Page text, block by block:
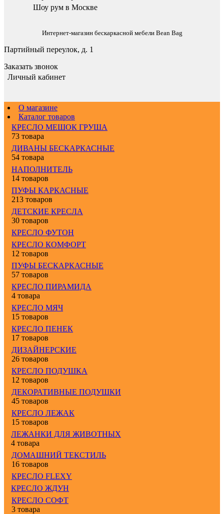
Шоу рум в Москве
Интернет-магазин бескаркасной мебели Bean Bag
Партийный переулок, д. 1
Заказать звонок
Личный кабинет
О магазине
Каталог товаров
КРЕСЛО МЕШОК ГРУША
73 товара
ДИВАНЫ БЕСКАРКАСНЫЕ
54 товара
НАПОЛНИТЕЛЬ
14 товаров
ПУФЫ КАРКАСНЫЕ
213 товаров
ДЕТСКИЕ КРЕСЛА
30 товаров
КРЕСЛО ФУТОН
КРЕСЛО КОМФОРТ
12 товаров
ПУФЫ БЕСКАРКАСНЫЕ
57 товаров
КРЕСЛО ПИРАМИДА
4 товара
КРЕСЛО МЯЧ
15 товаров
КРЕСЛО ПЕНЕК
17 товаров
ДИЗАЙНЕРСКИЕ
26 товаров
КРЕСЛО ПОДУШКА
12 товаров
ДЕКОРАТИВНЫЕ ПОДУШКИ
45 товаров
КРЕСЛО ЛЕЖАК
15 товаров
ЛЕЖАНКИ ДЛЯ ЖИВОТНЫХ
4 товара
ДОМАШНИЙ ТЕКСТИЛЬ
16 товаров
КРЕСЛО FLEXY
КРЕСЛО ЖДУН
КРЕСЛО СОФТ
3 товара